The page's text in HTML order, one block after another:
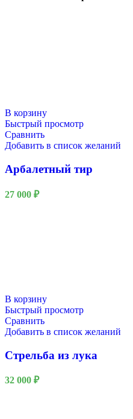
В корзину
Быстрый просмотр
Сравнить
Добавить в список желаний
Арбалетный тир
27 000 ₽
В корзину
Быстрый просмотр
Сравнить
Добавить в список желаний
Стрельба из лука
32 000 ₽